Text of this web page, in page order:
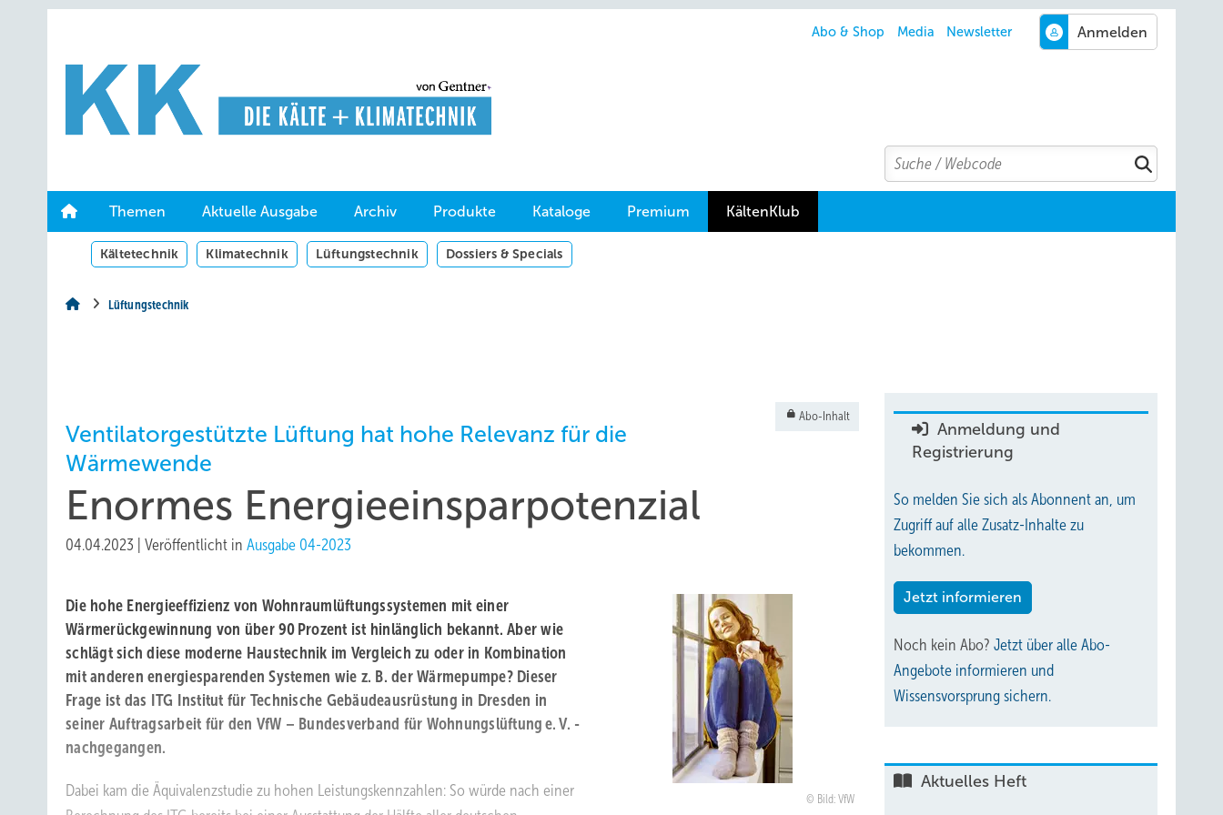
Hauptinhalt
Hauptmenü
Abo & Shop Media Newsletter
Search
Suchen
Themen Aktuelle Ausgabe Archiv Produkte Kataloge Premium KältenKlub
Kältetechnik Klimatechnik Lüftungstechnik Dossiers & Specials
Lüftungstechnik
Abo-Inhalt
Ventilatorgestützte Lüftung hat hohe Relevanz für die
Wärmewende
Enormes Energie­einspar­potenzial
04.04.2023 Veröffentlicht in Ausgabe 04-2023
Bild: VfW
Die hohe Energieeffizienz von Wohnraum­lüftungs­systemen mit einer
Wärmerück­gewinnung von über 90 Prozent ist hinlänglich bekannt. Aber wie
schlägt sich diese moderne Haustechnik im Vergleich zu oder in Kombination
mit anderen energiesparenden ­Systemen wie z. B. der Wärmepumpe? Dieser
Frage ist das ITG Institut für Technische Gebäudeaus­rüstung in Dresden in
seiner Auftragsarbeit für den VfW – Bundesverband für Wohnungslüftung e. V. ­
nachgegangen.
Dabei kam die Äquivalenzstudie zu hohen Leistungskennzahlen: So wür­de nach einer
Anmeldung und
Registrierung
So melden Sie sich als Abonnent an, um
Zugriff auf alle Zusatz-Inhalte zu
bekommen.
Jetzt informieren
Noch kein Abo? Jetzt über alle Abo-
Angebote informieren und
Wissensvorsprung sichern.
Aktuelles Heft